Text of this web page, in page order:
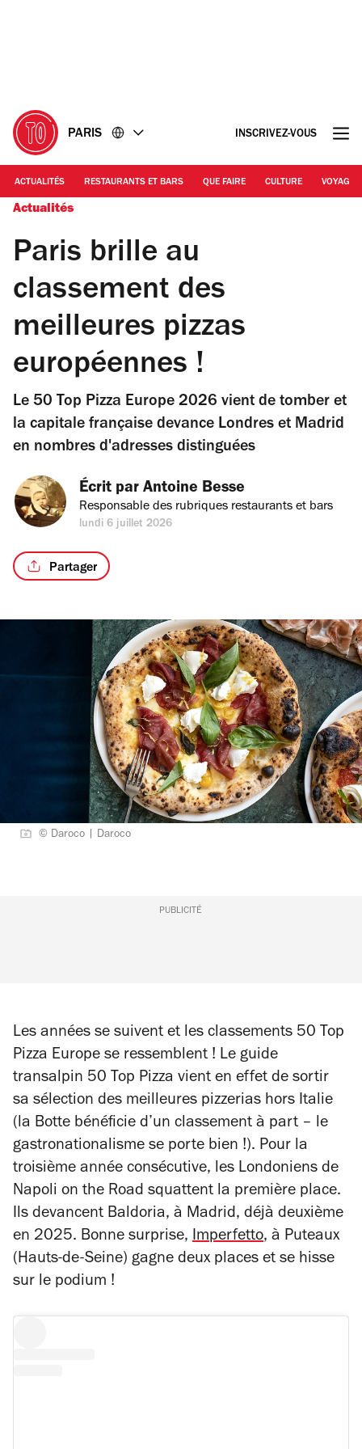
PARIS INSCRIVEZ-VOUS
ACTUALITÉS RESTAURANTS ET BARS QUE FAIRE CULTURE VOYAGE
Actualités
Paris brille au
classement des
meilleures pizzas
européennes !
Le 50 Top Pizza Europe 2026 vient de tomber et
la capitale française devance Londres et Madrid
en nombres d'adresses distinguées
Écrit par Antoine Besse
Responsable des rubriques restaurants et bars
lundi 6 juillet 2026
Partager
© Daroco | Daroco
PUBLICITÉ
Les années se suivent et les classements 50 Top
Pizza Europe se ressemblent ! Le guide
transalpin 50 Top Pizza vient en effet de sortir
sa sélection des meilleures pizzerias hors Italie
(la Botte bénéficie d’un classement à part – le
gastronationalisme se porte bien !). Pour la
troisième année consécutive, les Londoniens de
Napoli on the Road squattent la première place.
Ils devancent Baldoria, à Madrid, déjà deuxième
en 2025. Bonne surprise, Imperfetto, à Puteaux
(Hauts-de-Seine) gagne deux places et se hisse
sur le podium !